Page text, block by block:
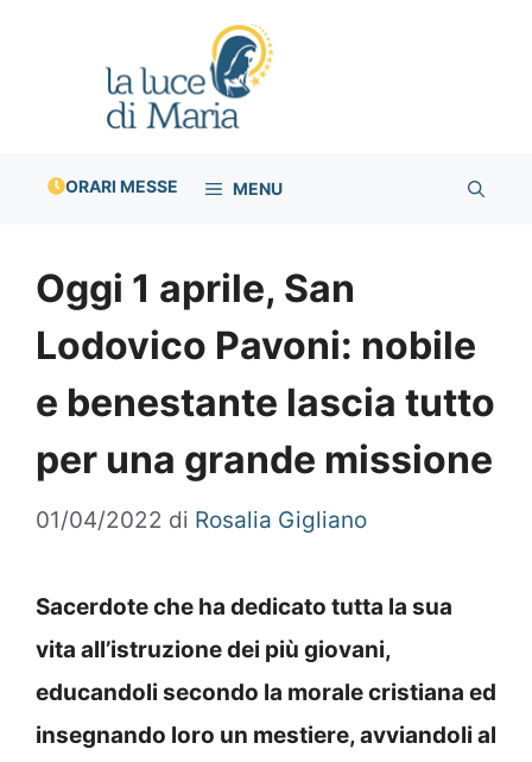
ORARI MESSE MENU
Oggi 1 aprile, San
Lodovico Pavoni: nobile
e benestante lascia tutto
per una grande missione
01/04/2022 di Rosalia Gigliano
Sacerdote che ha dedicato tutta la sua
vita all’istruzione dei più giovani,
educandoli secondo la morale cristiana ed
insegnando loro un mestiere, avviandoli al